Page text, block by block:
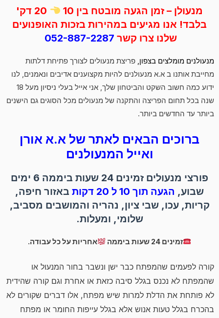
מנעולן – זמן הגעה מובטח בין 10
20 דק'
בלבד! אנו מגיעים במהירות בזכות האופנועים
שלנו צרו קשר 052-887-2287
מנעולנים מומלצים בצפון, פריצת מנעולים לצורך פתיחת דלתות
מחייבת אותנו ב א.א מנעולנים להיות מקצוענים אדיבים ונאמנים, לנו
ידוע כמה חשוב השקט והביטחון שלך, אני אייל בעלי ניסיון מעל 18
שנה בכל תחום הפריצה והתקנה של מנעולים מכל הסוגים גם הישנים
ביותר עד החדשים ביותר.
ברוכים הבאים לאתר של א.א אורן
ואייל המנעולנים
פורצי מנעולים זמינים 24 שעות ביממה 6 ימים
שבוע, הגעה תוך 10 ל 20 דקות
באזור חיפה,
קריות, עכו, שבי ציון, נהריה והמושבים מסביב,
שלומי, ומעלות.
זמינים 24 שעות ביממה אחריות על כל עבודה.
קורה לפעמים שהמפתח כבר ישן ונשבר בחור המנעול או
שהמפתח לא נכנס בגלל סיבה כזאת או אחרת וגם קורה שהידית
לא פותחת את הדלת למרות שיש מפתח, אלו דברים שקורים לא
בהכרח בגלל טעות אנוש אלא בגלל עייפות החומר או מפתח